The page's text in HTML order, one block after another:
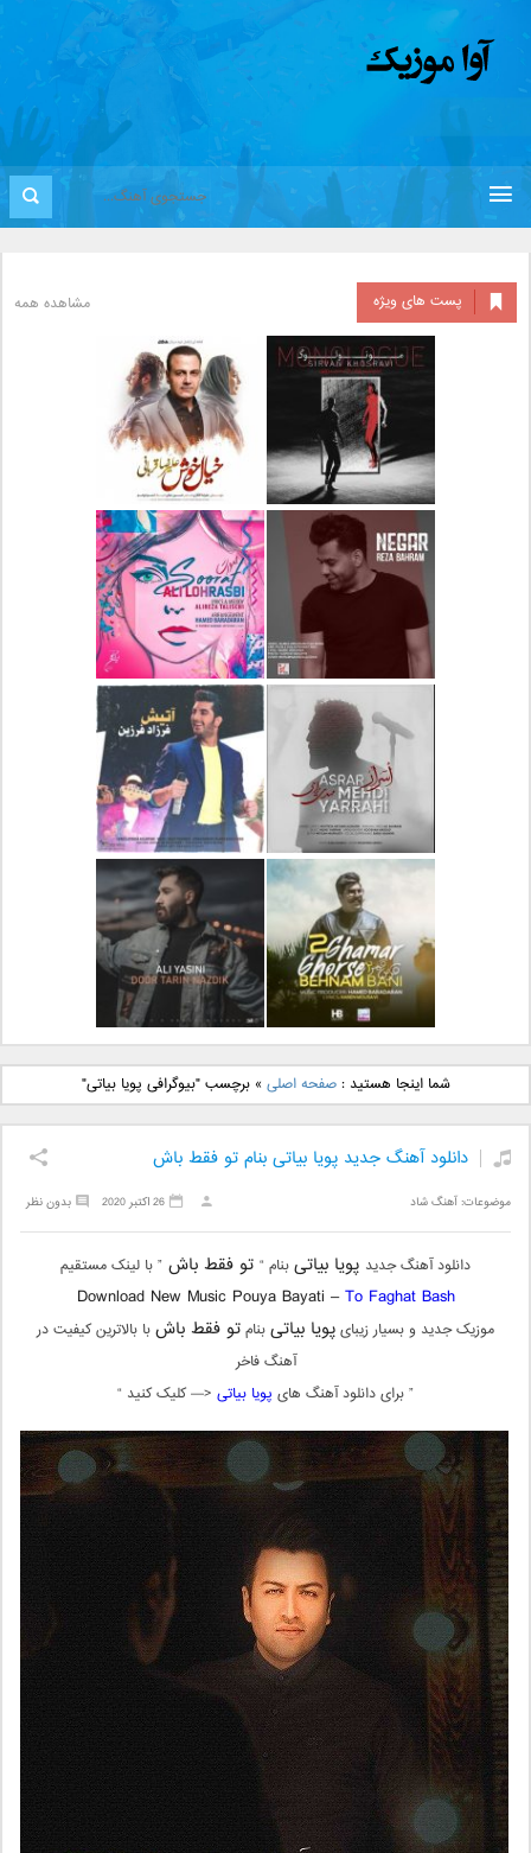
پست های ویژه مشاهده همه
دانلود آلبوم جدید سیروان
خسروی بنام مونولوگ
دانلود آهنگ جدید علیرضا
قربانی بنام خیال خوش
دانلود آهنگ جدید رضا
بهرام بنام نگار
دانلود آهنگ جدید علی
لهراسبی بنام صورت
دانلود آهنگ جدید مهدی
یراحی بنام اسرار
دانلود آهنگ جدید فرزاد
فرزین بنام آتیش
دانلود آهنگ جدید بهنام
بانی بنام قرص قمر 2
دانلود آهنگ جدید علی
یاسینی بنام دورترین نزدیک
شما اینجا هستید :صفحه اصلی »برچسب "بیوگرافی پویا بیاتی"
دانلود آهنگ جدید پویا بیاتی بنام تو فقط باش
موضوعات:آهنگ شاد بدون نظر 26 اکتبر 2020
دانلود آهنگ جدید پویا بیاتیبنام “ تو فقط باش ” با لینک مستقیم
Download New Music Pouya Bayati –To Faghat Bash
موزیک جدید و بسیار زیبایپویا بیاتیبنامتو فقط باشبا بالاترین کیفیت در
آهنگ فاخر
” برای دانلود آهنگ های پویا بیاتی <— کلیک کنید “